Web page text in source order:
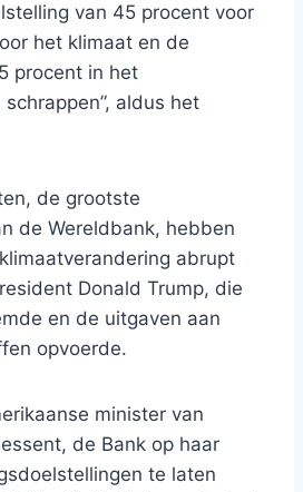
van 45 procent voor
het klimaat en de
procent in het
aldus het
de grootste
de Wereldbank, hebben
abrupt
Donald Trump, die
en de uitgaven aan
opvoerde.
minister van
de Bank op haar
te laten